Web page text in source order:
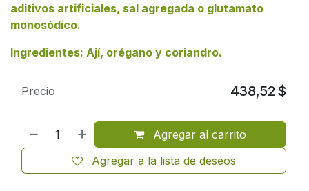
aditivos artificiales, sal agregada o glutamato
monosódico.
Ingredientes: Ají, orégano y coriandro.
Agregar al carrito
Agregar a la lista de deseos
Precio 438,52$